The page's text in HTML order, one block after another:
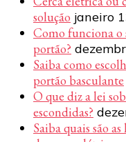
solução janeiro
Como funciona o
portão?
Saiba como
portão basculante
O que diz a lei
escondidas?
Saiba quais são